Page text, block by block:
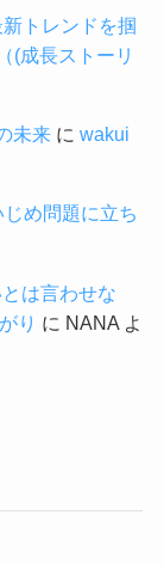
トレンドを掴
(成長ストーリ
未来に wakui
め問題に立ち
は言わせな
り に NANAよ